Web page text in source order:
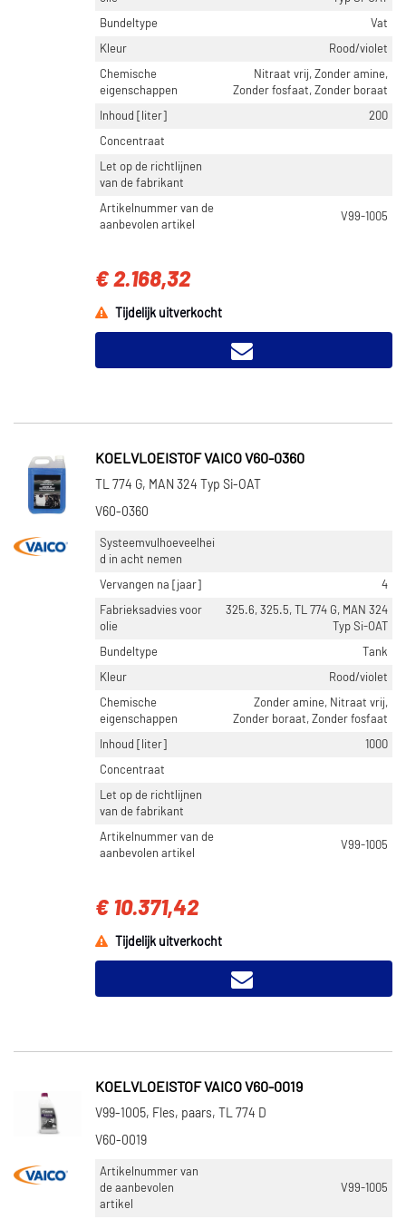
Bundeltype
Vat
Kleur
Rood/violet
Chemische
eigenschappen
Nitraat vrij, Zonder amine,
Zonder fosfaat, Zonder boraat
Inhoud [liter]
200
Concentraat
Let op de richtlijnen
van de fabrikant
Artikelnummer van de
aanbevolen artikel
V99-1005
€ 2.168,32
Tijdelijk uitverkocht
KOELVLOEISTOF VAICO V60-0360
TL 774 G, MAN 324 Typ Si-OAT
V60-0360
Systeemvulhoeveelhei
d in acht nemen
Vervangen na [jaar]
4
Fabrieksadvies voor
olie
325.6, 325.5, TL 774 G, MAN 324
Typ Si-OAT
Bundeltype
Tank
Kleur
Rood/violet
Chemische
eigenschappen
Zonder amine, Nitraat vrij,
Zonder boraat, Zonder fosfaat
Inhoud [liter]
1000
Concentraat
Let op de richtlijnen
van de fabrikant
Artikelnummer van de
aanbevolen artikel
V99-1005
€ 10.371,42
Tijdelijk uitverkocht
KOELVLOEISTOF VAICO V60-0019
V99-1005, Fles, paars, TL 774 D
V60-0019
Artikelnummer van
de aanbevolen
artikel
V99-1005